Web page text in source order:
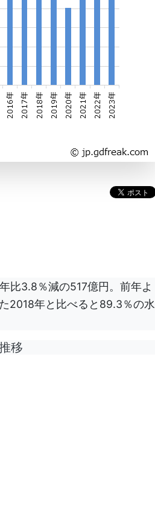
比3.8％減の517億円。前年よ
2018年と比べると89.3％の水
移